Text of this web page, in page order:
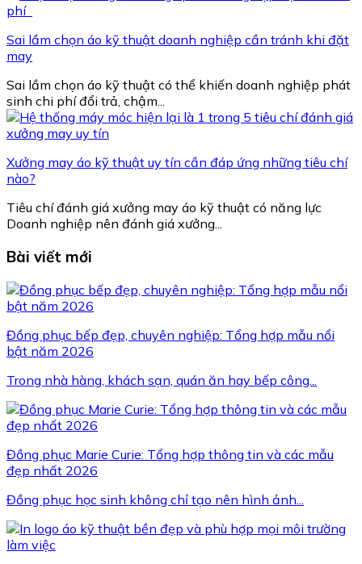
Sai lầm chọn áo kỹ thuật doanh nghiệp cần tránh khi đặt
may
Sai lầm chọn áo kỹ thuật có thể khiến doanh nghiệp phát
sinh chi phí đổi trả, chậm...
Xưởng may áo kỹ thuật uy tín cần đáp ứng những tiêu chí
nào?
Tiêu chí đánh giá xưởng may áo kỹ thuật có năng lực
Doanh nghiệp nên đánh giá xưởng...
Bài viết mới
Đồng phục bếp đẹp, chuyên nghiệp: Tổng hợp mẫu nổi
bật năm 2026
Trong nhà hàng, khách sạn, quán ăn hay bếp công...
Đồng phục Marie Curie: Tổng hợp thông tin và các mẫu
đẹp nhất 2026
Đồng phục học sinh không chỉ tạo nên hình ảnh...